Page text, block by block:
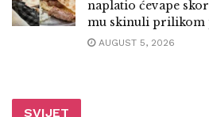
naplatio ćevape
mu skinuli prilikom
AUGUST 5, 2026
SVIJET